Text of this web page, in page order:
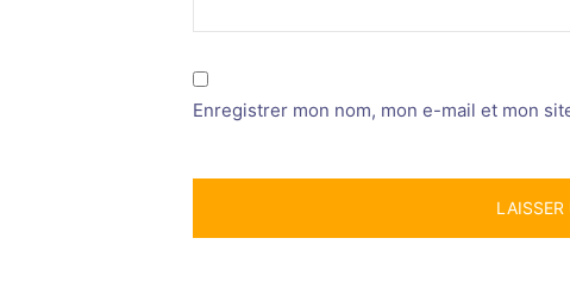
Enregistrer mon nom, mon e-mail et mon